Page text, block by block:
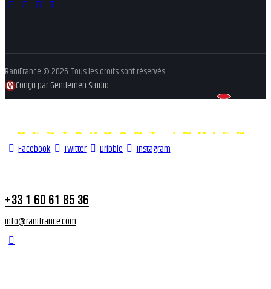
RaniFrance © 2026. Tous les droits sont réservés.
Conçu par Gentlemen Studio
Facebook Twitter Dribble Instagram
+33 1 60 61 85 36
info@ranifrance.com